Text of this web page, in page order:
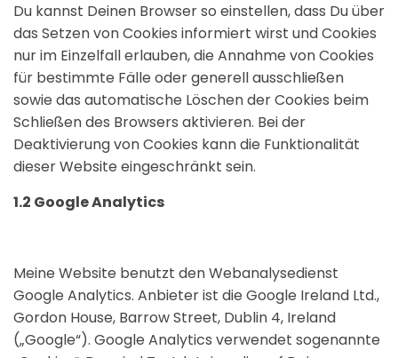
Du kannst Deinen Browser so einstellen, dass Du über
das Setzen von Cookies informiert wirst und Cookies
nur im Einzelfall erlauben, die Annahme von Cookies
für bestimmte Fälle oder generell ausschließen
sowie das automatische Löschen der Cookies beim
Schließen des Browsers aktivieren. Bei der
Deaktivierung von Cookies kann die Funktionalität
dieser Website eingeschränkt sein.
1.2 Google Analytics
Meine Website benutzt den Webanalysedienst
Google Analytics. Anbieter ist die Google Ireland Ltd.,
Gordon House, Barrow Street, Dublin 4, Ireland
(„Google“). Google Analytics verwendet sogenannte